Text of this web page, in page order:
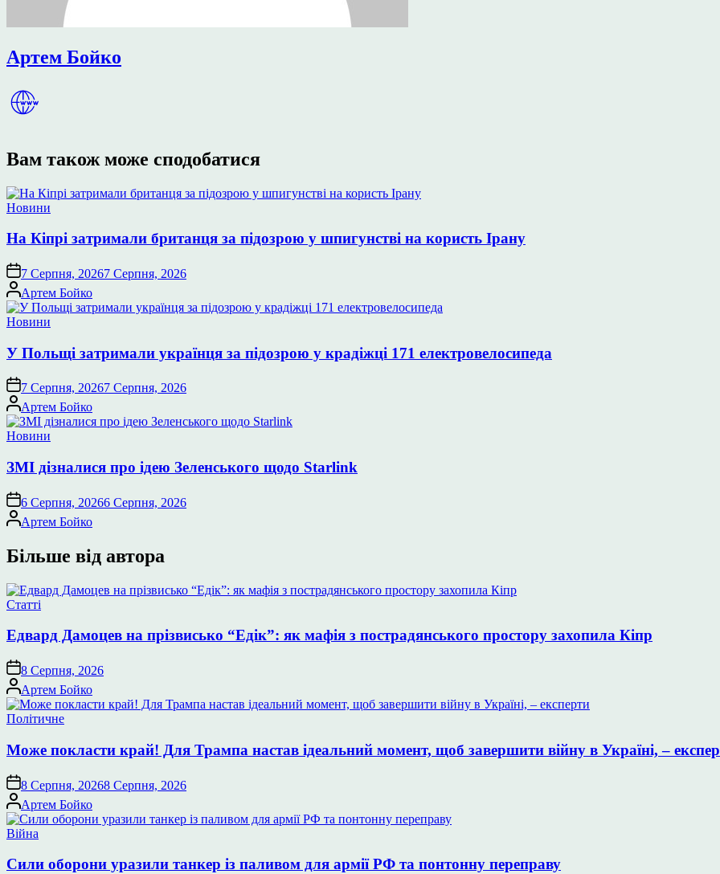
Артем Бойко
Вам також може сподобатися
Опублікувати
Новини
На Кіпрі затримали британця за підозрою у шпигунстві на користь Ірану
7 Серпня, 20267 Серпня, 2026
Опубліковано
Артем Бойко
Опублікувати
Новини
У Польщі затримали українця за підозрою у крадіжці 171 електровелосипеда
7 Серпня, 20267 Серпня, 2026
Опубліковано
Артем Бойко
Опублікувати
Новини
ЗМІ дізналися про ідею Зеленського щодо Starlink
6 Серпня, 20266 Серпня, 2026
Опубліковано
Артем Бойко
Більше від автора
Опублікувати
Статті
Едвард Дамоцев на прізвисько “Едік”: як мафія з пострадянського простору захопила Кіпр
8 Серпня, 2026
Опубліковано
Артем Бойко
Опублікувати
Політичне
Може покласти край! Для Трампа настав ідеальний момент, щоб завершити війну в Україні, –
8 Серпня, 20268 Серпня, 2026
Опубліковано
Артем Бойко
Опублікувати
Війна
Сили оборони уразили танкер із паливом для армії РФ та понтонну переправу